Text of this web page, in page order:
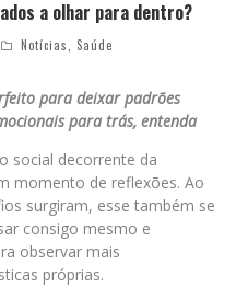
a olhar para dentro?
Notícias, Saúde
para deixar padrões
para trás, entenda
social decorrente da
momento de reflexões. Ao
surgiram, esse também se
consigo mesmo e
observar mais
próprias.